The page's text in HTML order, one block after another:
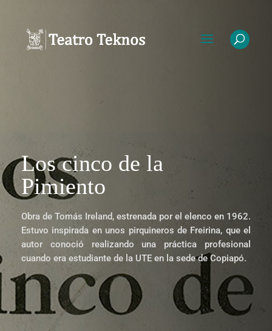
Los cinco de la
Pimiento
Obra de Tomás Ireland, estrenada por el elenco en 1962.
Estuvo inspirada en unos pirquineros de Freirina, que el
autor conoció realizando una práctica profesional
cuando era estudiante de la UTE en la sede de Copiapó.